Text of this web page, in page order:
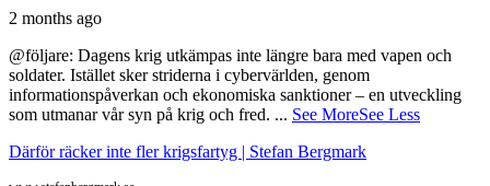
2 months ago
@följare: Dagens krig utkämpas inte längre bara med vapen och
soldater. Istället sker striderna i cybervärlden, genom
informationspåverkan och ekonomiska sanktioner – en utveckling
som utmanar vår syn på krig och fred. ... See MoreSee Less
Därför räcker inte fler krigsfartyg | Stefan Bergmark